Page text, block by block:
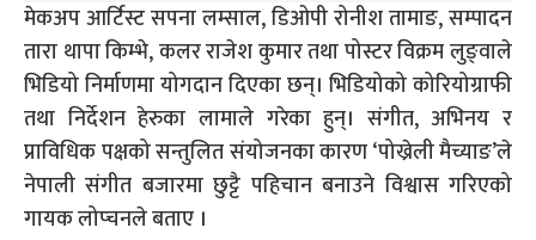
मेकअप आर्टिस्ट सपना लम्साल, डिओपी रोनीश तामाङ, सम्पादन
तारा थापा किम्भे, कलर राजेश कुमार तथा पोस्टर विक्रम लुङ्वाले
भिडियो निर्माणमा योगदान दिएका छन्। भिडियोको कोरियोग्राफी
तथा निर्देशन हेरुका लामाले गरेका हुन्। संगीत, अभिनय र
प्राविधिक पक्षको सन्तुलित संयोजनका कारण ‘पोख्रेली मैच्याङ’ले
नेपाली संगीत बजारमा छुट्टै पहिचान बनाउने विश्वास गरिएको
गायक लोप्चनले बताए ।